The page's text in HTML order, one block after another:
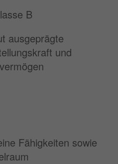
B
ausgeprägte
und
Fähigkeiten sowie